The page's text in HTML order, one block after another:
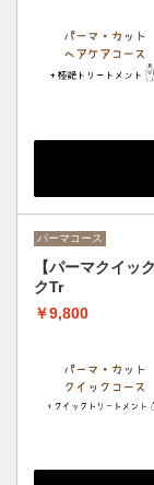
パーマコース
【パーマクイッ
クTr
￥9,800